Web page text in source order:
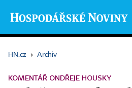
HN.cz › Archiv
KOMENTÁŘ ONDŘEJE HOUSKY